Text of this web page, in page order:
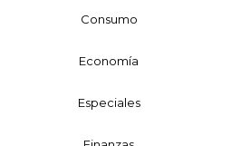
Consumo
Economía
Especiales